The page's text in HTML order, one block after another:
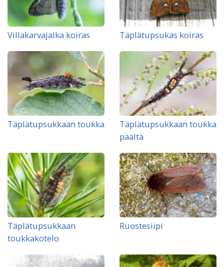
Villakarvajalka koiras Täplätupsukas koiras
Täplätupsukkaan toukka
Täplätupsukkaan toukka
päältä
Täplätupsukkaan
toukkakotelo
Ruostesiipi